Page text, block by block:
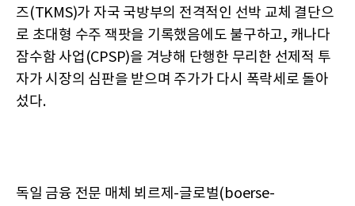
즈(TKMS)가 자국 국방부의 전격적인 선박 교체 결단으
로 초대형 수주 잭팟을 기록했음에도 불구하고, 캐나다
잠수함 사업(CPSP)을 겨냥해 단행한 무리한 선제적 투
자가 시장의 심판을 받으며 주가가 다시 폭락세로 돌아
섰다.
독일 금융 전문 매체 뵈르제-글로벌(boerse-